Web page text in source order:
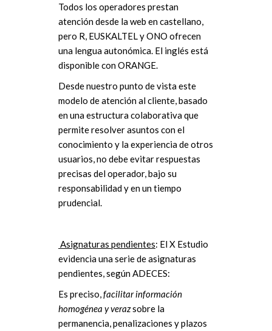
Todos los operadores prestan
atención desde la web en castellano,
pero R, EUSKALTEL y ONO ofrecen
una lengua autonómica. El inglés está
disponible con ORANGE.
Desde nuestro punto de vista este
modelo de atención al cliente, basado
en una estructura colaborativa que
permite resolver asuntos con el
conocimiento y la experiencia de otros
usuarios, no debe evitar respuestas
precisas del operador, bajo su
responsabilidad y en un tiempo
prudencial.
Asignaturas pendientes: El X Estudio
evidencia una serie de asignaturas
pendientes, según ADECES:
Es preciso,facilitar información
homogénea y verazsobre la
permanencia, penalizaciones y plazos